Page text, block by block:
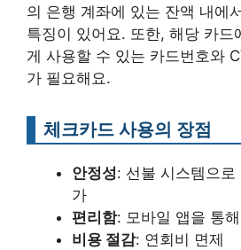
의 은행 계좌에 있는 잔액 내에
특징이 있어요. 또한, 해당 카드
게 사용할 수 있는 카드번호와
가 필요해요.
체크카드 사용의 장점
안정성: 선불 시스템으
가
편리함: 모바일 앱을 통
비용 절감: 연회비 면제